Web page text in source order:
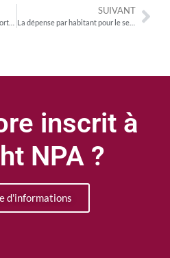
SUIVANT
La dépense par habitant pour le service public audiovisuel deux fois supérieure en Allemagne qu’en France
inscrit à
NPA ?
d'informations